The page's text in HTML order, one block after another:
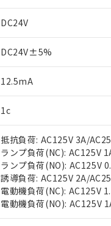
DC24V
DC24V±5%
12.5mA
1c
抵抗負荷: AC125V 3A/
ランプ負荷(NC): AC125V
ランプ負荷(NO): AC125V
誘導負荷: AC125V 2A/
電動機負荷(NC): AC125V
電動機負荷(NO): AC125V
※1 対応状況